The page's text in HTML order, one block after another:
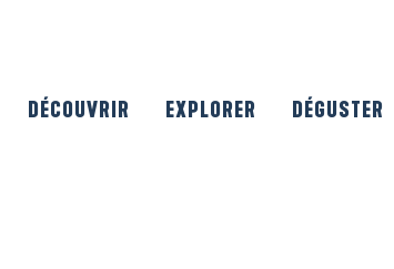
DÉCOUVRIR EXPLORER DÉGUSTER